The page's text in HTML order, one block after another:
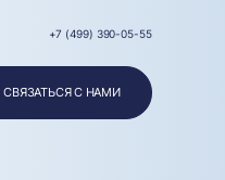
+7 (499) 390-05-55
СВЯЗАТЬСЯ С НАМИ